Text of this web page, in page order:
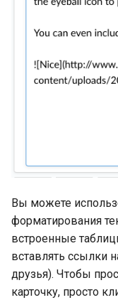
Вы можете
форматирования
встроенные
вставлять ссылки
друзья). Чтобы
карточку, просто